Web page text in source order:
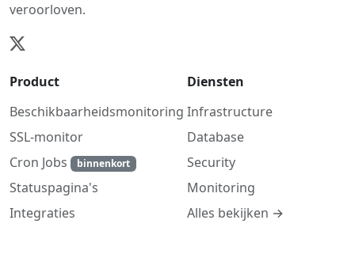
veroorloven.
Product
Beschikbaarheidsmonitoring
SSL-monitor
Cron Jobs
binnenkort
Statuspagina's
Integraties
Diensten
Infrastructure
Database
Security
Monitoring
Alles bekijken →